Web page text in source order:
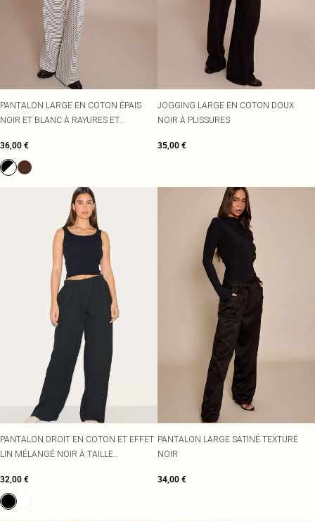
PANTALON LARGE EN COTON ÉPAIS
NOIR ET BLANC À RAYURES ET
36,00 €
JOGGING LARGE EN COTON DOUX
NOIR À PLISSURES
35,00 €
PANTALON DROIT EN COTON ET EFFET
LIN MÉLANGÉ NOIR À TAILLE
32,00 €
PANTALON LARGE SATINÉ TEXTURÉ
NOIR
34,00 €